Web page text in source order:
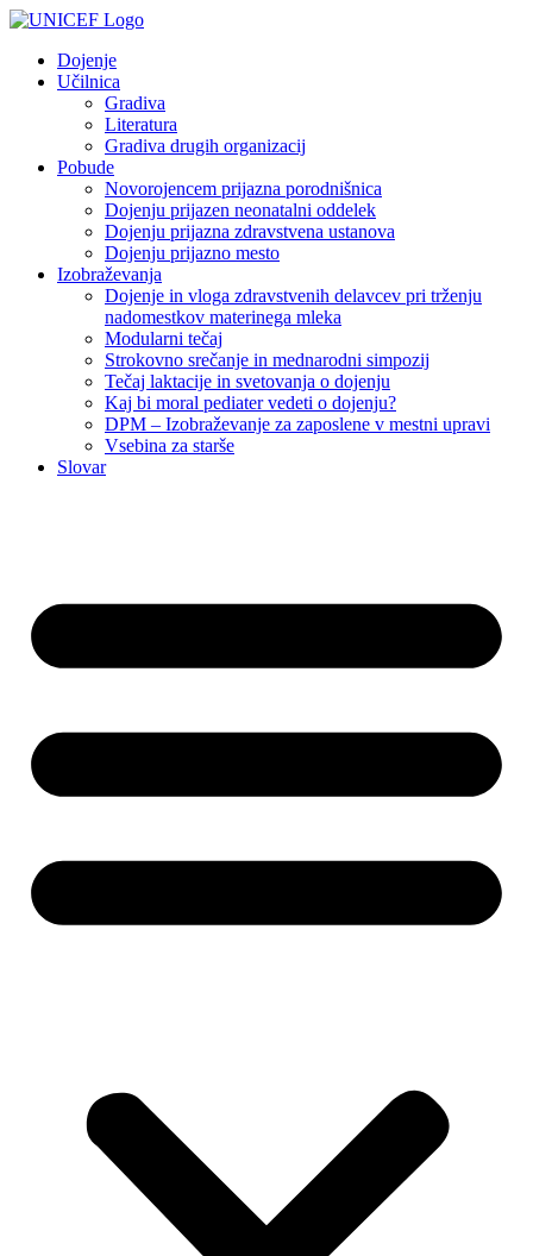
Skip
contentDojenje
Učilnica
Gradiva
Literatura
Gradiva drugih organizacij
Pobude
Novorojencem prijazna porodnišnica
Dojenju prijazen neonatalni oddelek
Dojenju prijazna zdravstvena ustanova
Dojenju prijazno mesto
Izobraževanja
Dojenje in vloga zdravstvenih delavcev pri trženju
nadomestkov materinega mleka
Modularni tečaj
Strokovno srečanje in mednarodni simpozij
Tečaj laktacije in svetovanja o dojenju
Kaj bi moral pediater vedeti o dojenju?
DPM – Izobraževanje za zaposlene v mestni upravi
Vsebina za starše
Slovar